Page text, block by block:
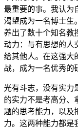
最重要的事。我认为
渴望成为一名博士生
养出了数十个知名教
动力：与有思想的人
给其他人。在这强大
战，成为一名优秀的
光有斗志，没有实力
的实力不是考高分、
题的思考能力，以及
力。这两种能力都是